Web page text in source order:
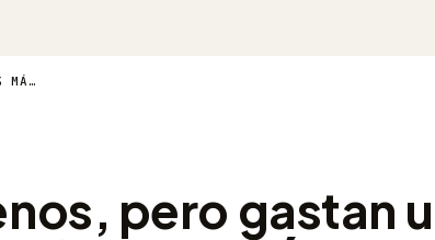
LOS ESPAÑOLES CONSUMEN MENOS, PERO GASTAN UN 8,7% MÁS QUE HACE UN AÑO EN ALIMENTACIÓN
pero gastan